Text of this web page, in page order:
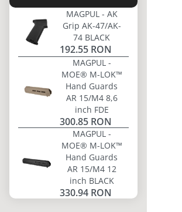
MAGPUL - AK
Grip AK-47/AK-
74 BLACK
192.55 RON
MAGPUL -
MOE® M-LOK™
Hand Guards
AR 15/M4 8,6
inch FDE
300.85 RON
MAGPUL -
MOE® M-LOK™
Hand Guards
AR 15/M4 12
inch BLACK
330.94 RON